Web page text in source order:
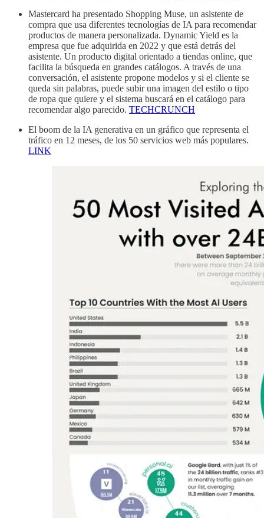
Mastercard ha presentado Shopping Muse, un asistente de
compra que usa diferentes tecnologías de IA para recomendar
productos de manera personalizada. Dynamic Yield es la
empresa que fue adquirida en 2022 y que está detrás del
asistente. Un producto digital orientado a tiendas online, que
facilita la búsqueda en grandes catálogos. A través de una
conversación, el asistente propone modelos y si el cliente se
queda sin palabras, puede subir una imagen del estilo o tipo
de ropa que quiere y el sistema buscará en el catálogo para
recomendar algo parecido. TECHCRUNCH
El boom de la IA generativa en un gráfico que representa el
tráfico en 12 meses, de los 50 servicios web más populares.
LINK